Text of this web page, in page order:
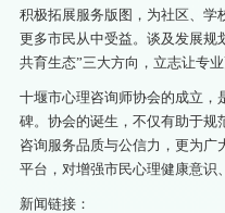
积极拓展服务版图，为社区、学
更多市民从中受益。谈及发展规
共育生态”三大方向，立志让专
十堰市心理咨询师协会的成立，
碑。协会的诞生，不仅有助于规
咨询服务品质与公信力，更为广
平台，对增强市民心理健康意识
新闻链接：